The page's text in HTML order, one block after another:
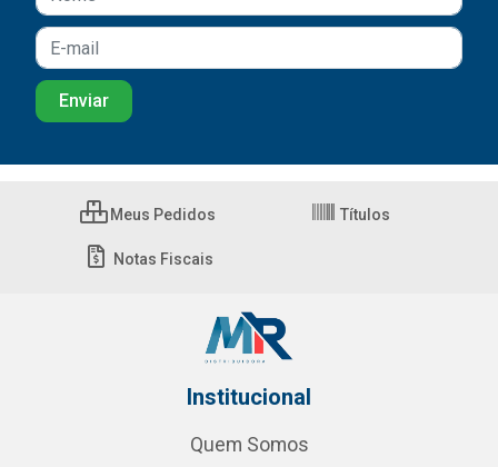
Meus Pedidos Títulos
Notas Fiscais
Institucional
Quem Somos